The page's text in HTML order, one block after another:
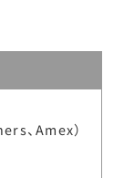
、Amex）